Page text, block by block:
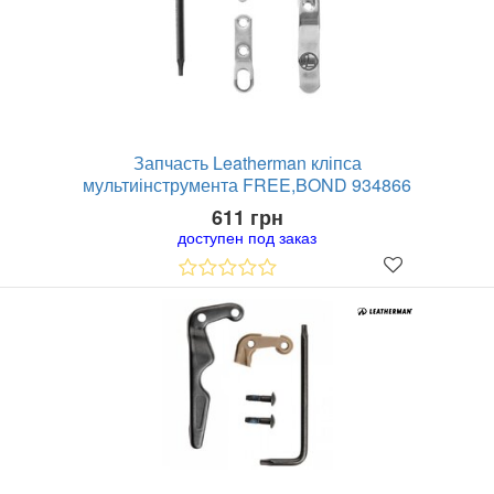
Запчасть Leatherman кліпса
мультиінструмента FREE,BOND 934866
611 грн
доступен под заказ